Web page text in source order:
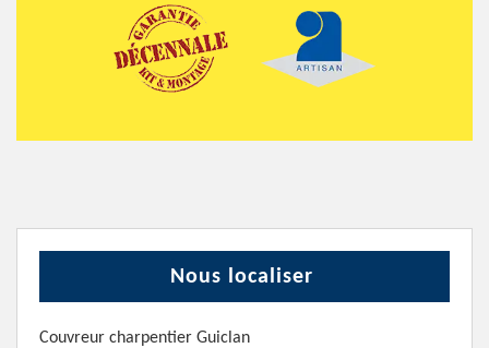
Nous localiser
Couvreur charpentier Guiclan